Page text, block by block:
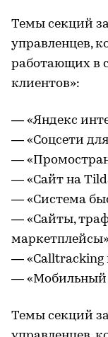
Темы секций
управленцев,
работающих в
клиентов»:
— «Яндекс
— «Соцсети
—
— «Сайт на
— «Система
— «Сайты,
— «Calltracking
— «Мобильный
Темы секций